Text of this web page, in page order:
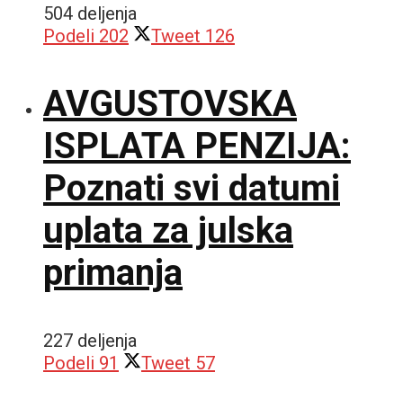
504 deljenja
Podeli 202 Tweet 126
AVGUSTOVSKA
ISPLATA PENZIJA:
Poznati svi datumi
uplata za julska
primanja
227 deljenja
Podeli 91 Tweet 57